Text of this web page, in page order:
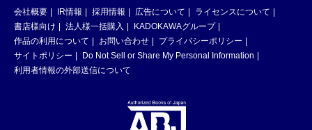
会社概要 IR情報 採用情報 広告について
ライセンスについて
書店様向け
法人様一括購入
KADOKAWAグループ
作品の利用について
お問い合わせ
プライバシーポリシー
サイトポリシー
Do Not Sell or Share My Personal Information
利用者情報の外部送信について